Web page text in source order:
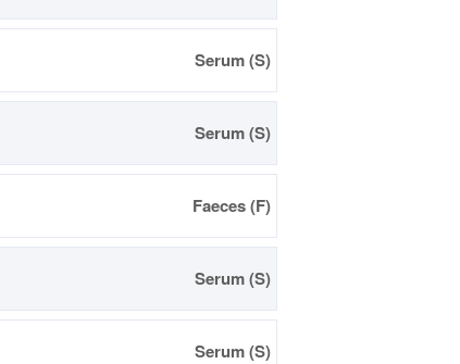
Serum (S)
Serum (S)
Faeces (F)
Serum (S)
Serum (S)